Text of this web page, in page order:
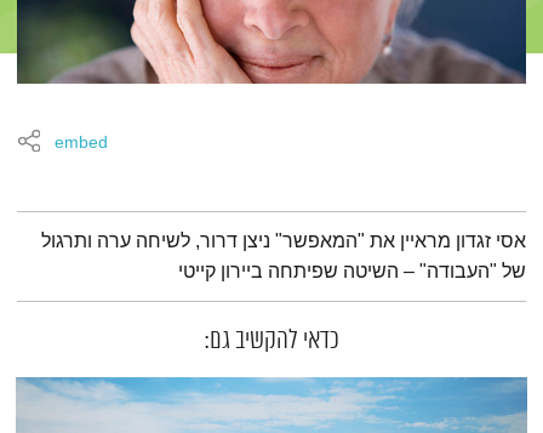
embed
תמצית הפודקאסט
אסי זגדון מראיין את "המאפשר" ניצן דרור, לשיחה ערה ותרגול
של "העבודה" – השיטה שפיתחה ביירון קייטי
כדאי להקשיב גם: